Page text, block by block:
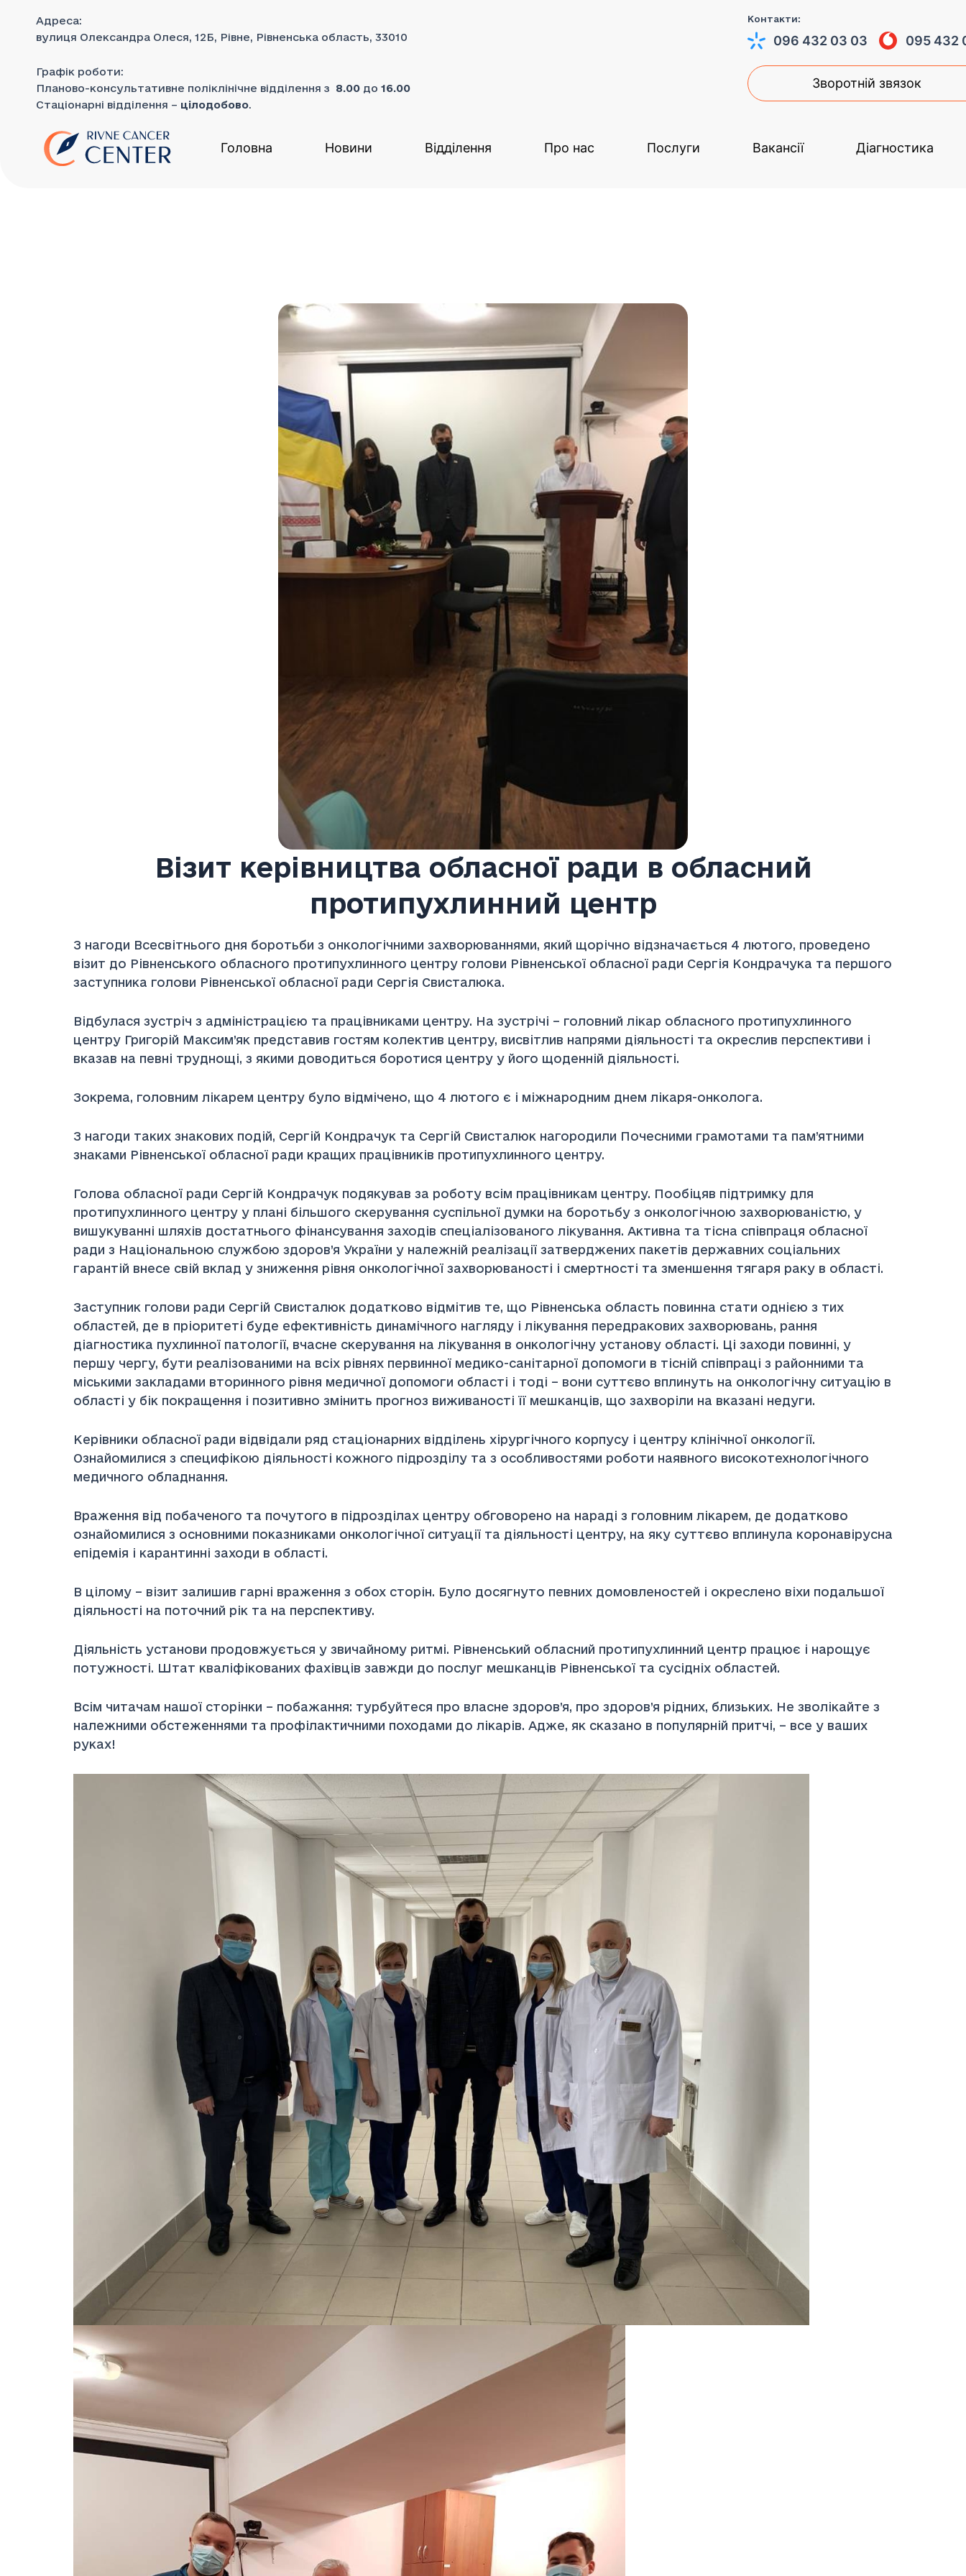
вмістуАдреса:
вулиця Олександра Олеся, 12Б, Рівне, Рівненська область, 33010
Графік роботи:
Планово-консультативне поліклінічне відділення з 8.00 до 16.00
Стаціонарні відділення – цілодобово.
Контакти:
096 432 03 03 095 432
Зворотній звязок
Головна Новини Відділення Про нас Послуги Вакансії Діагностика
Візит керівництва обласної ради в обласний
протипухлинний центр
З нагоди Всесвітнього дня боротьби з онкологічними захворюваннями, який щорічно відзначається 4 лютого, проведено
візит до Рівненського обласного протипухлинного центру голови Рівненської обласної ради Сергія Кондрачука та першого
заступника голови Рівненської обласної ради Сергія Свисталюка.
Відбулася зустріч з адміністрацією та працівниками центру. На зустрічі – головний лікар обласного протипухлинного
центру Григорій Максим’як представив гостям колектив центру, висвітлив напрями діяльності та окреслив перспективи і
вказав на певні труднощі, з якими доводиться боротися центру у його щоденній діяльності.
Зокрема, головним лікарем центру було відмічено, що 4 лютого є і міжнародним днем лікаря-онколога.
З нагоди таких знакових подій, Сергій Кондрачук та Сергій Свисталюк нагородили Почесними грамотами та пам’ятними
знаками Рівненської обласної ради кращих працівників протипухлинного центру.
Голова обласної ради Сергій Кондрачук подякував за роботу всім працівникам центру. Пообіцяв підтримку для
протипухлинного центру у плані більшого скерування суспільної думки на боротьбу з онкологічною захворюваністю, у
вишукуванні шляхів достатнього фінансування заходів спеціалізованого лікування. Активна та тісна співпраця обласної
ради з Національною службою здоров’я України у належній реалізації затверджених пакетів державних соціальних
гарантій внесе свій вклад у зниження рівня онкологічної захворюваності і смертності та зменшення тягаря раку в області.
Заступник голови ради Сергій Свисталюк додатково відмітив те, що Рівненська область повинна стати однією з тих
областей, де в пріоритеті буде ефективність динамічного нагляду і лікування передракових захворювань, рання
діагностика пухлинної патології, вчасне скерування на лікування в онкологічну установу області. Ці заходи повинні, у
першу чергу, бути реалізованими на всіх рівнях первинної медико-санітарної допомоги в тісній співпраці з районними та
міськими закладами вторинного рівня медичної допомоги області і тоді – вони суттєво вплинуть на онкологічну ситуацію в
області у бік покращення і позитивно змінить прогноз виживаності її мешканців, що захворіли на вказані недуги.
Керівники обласної ради відвідали ряд стаціонарних відділень хірургічного корпусу і центру клінічної онкології.
Ознайомилися з специфікою діяльності кожного підрозділу та з особливостями роботи наявного високотехнологічного
медичного обладнання.
Враження від побаченого та почутого в підрозділах центру обговорено на нараді з головним лікарем, де додатково
ознайомилися з основними показниками онкологічної ситуації та діяльності центру, на яку суттєво вплинула коронавірусна
епідемія і карантинні заходи в області.
В цілому – візит залишив гарні враження з обох сторін. Було досягнуто певних домовленостей і окреслено віхи подальшої
діяльності на поточний рік та на перспективу.
Діяльність установи продовжується у звичайному ритмі. Рівненський обласний протипухлинний центр працює і нарощує
потужності. Штат кваліфікованих фахівців завжди до послуг мешканців Рівненської та сусідніх областей.
Всім читачам нашої сторінки – побажання: турбуйтеся про власне здоров’я, про здоров’я рідних, близьких. Не зволікайте з
належними обстеженнями та профілактичними походами до лікарів. Адже, як сказано в популярній притчі, – все у ваших
руках!